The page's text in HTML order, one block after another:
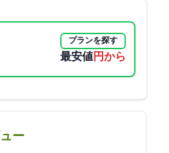
プランを探す
最安値18000円から
ー